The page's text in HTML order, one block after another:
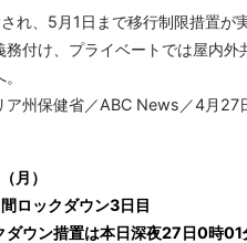
れ、5月1日まで移行制限措置
務付け、プライベートでは屋内
ア州保健省／ABC News／4月27
月）
ロックダウン3日目
ウン措置は本日深夜27日0時01